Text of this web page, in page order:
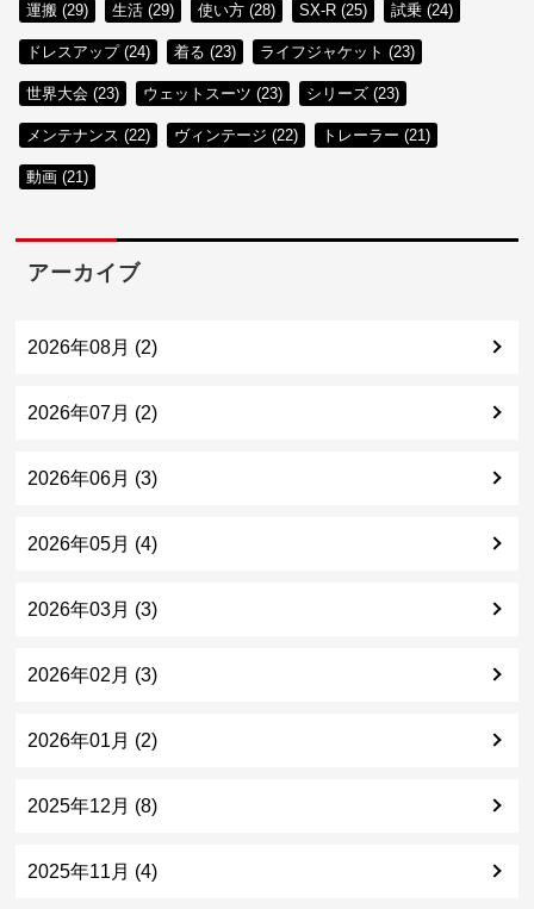
運搬 (29) 生活 (29) 使い方 (28) SX-R (25) 試乗 (24)
ドレスアップ (24) 着る (23) ライフジャケット (23)
世界大会 (23) ウェットスーツ (23) シリーズ (23)
メンテナンス (22) ヴィンテージ (22) トレーラー (21)
動画 (21)
アーカイブ
2026年08月 (2)
2026年07月 (2)
2026年06月 (3)
2026年05月 (4)
2026年03月 (3)
2026年02月 (3)
2026年01月 (2)
2025年12月 (8)
2025年11月 (4)